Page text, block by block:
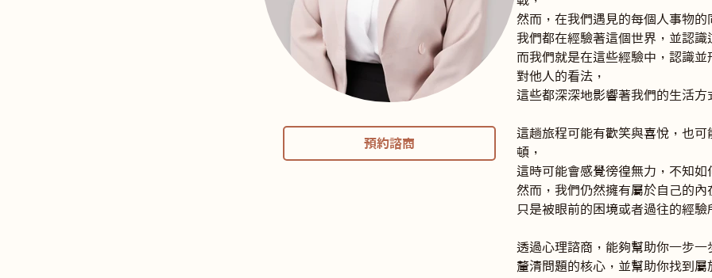
預約諮商
然而，在我們遇見的每個人事物的
我們都在經驗著這個世界，並認
而我們就是在這些經驗中，認識
對他人的看法，
這些都深深地影響著我們的生活方
這趟旅程可能有歡笑與喜悅，也
頓，
這時可能會感覺徬徨無力，不知如
然而，我們仍然擁有屬於自己的內
只是被眼前的困境或者過往的經
透過心理諮商，能夠幫助你一步一
釐清問題的核心，並幫助你找到